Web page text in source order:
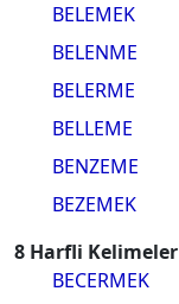
BELEMEK
BELENME
BELERME
BELLEME
BENZEME
BEZEMEK
8 Harfli Kelimeler
BECERMEK